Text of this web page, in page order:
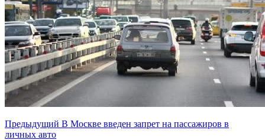
Предыдущий В Москве введен запрет на пассажиров в
личных авто